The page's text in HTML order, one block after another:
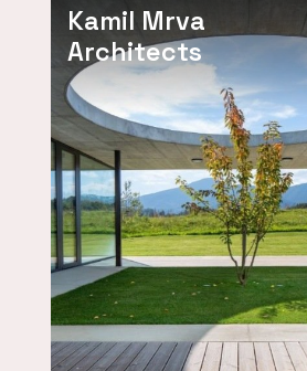
Kamil Mrva
Architects